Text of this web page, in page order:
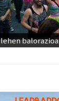
balorazioa